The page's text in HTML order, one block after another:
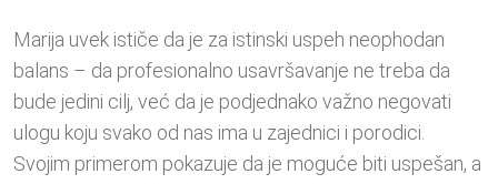
Marija uvek ističe da je za istinski uspeh neophodan
balans – da profesionalno usavršavanje ne treba da
bude jedini cilj, već da je podjednako važno negovati
ulogu koju svako od nas ima u zajednici i porodici.
Svojim primerom pokazuje da je moguće biti uspešan, a